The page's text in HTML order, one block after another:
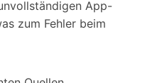
App-
zum Fehler beim